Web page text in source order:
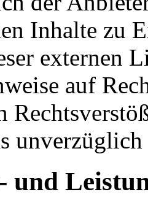
Inhalte zu
externen
auf
unverzüglich
und